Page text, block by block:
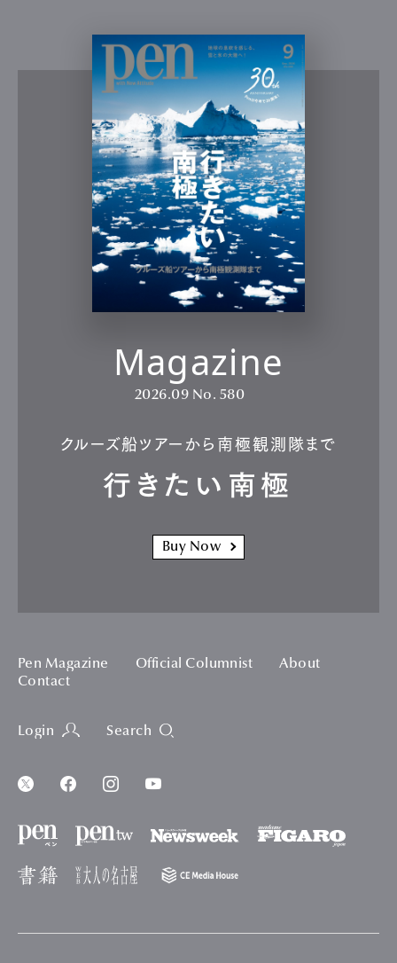
Magazine
2026.09 No. 580
クルーズ船ツアーから南極観測隊まで
行きたい南極
Buy Now
Pen Magazine Official Columnist
About
Contact
Login Search